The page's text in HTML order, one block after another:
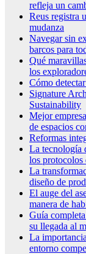
refleja un
Reus registra
mudanza
Navegar sin
barcos para
Qué
los
Cómo
Signature
Sustainability
Mejor
de espacios
Reformas
La tecnología
los protocolos
La
diseño de
El auge del
manera de
Guía
su llegada al
La
entorno